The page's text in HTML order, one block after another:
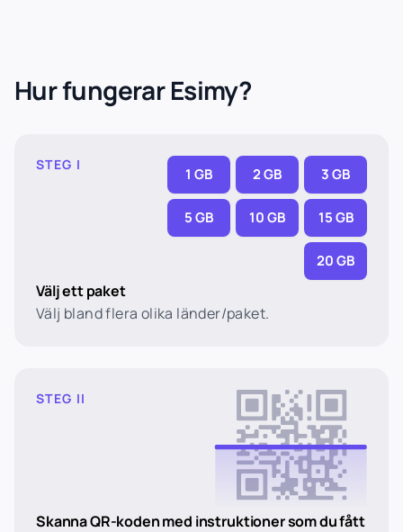
Hur fungerar Esimy?
STEG I
1 GB 2 GB 3 GB
5 GB 10 GB 15 GB
20 GB
Välj ett paket
Välj bland flera olika länder/paket.
STEG II
Skanna QR-koden med instruktioner som du fått